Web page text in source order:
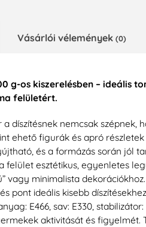
Vásárlói vélemények (0)
g-os kiszerelésben –
felületért.
a díszítésnek nemcsak
ehető figurák és apró
és a formázás során jól
esztétikus, egyenletes
vagy minimalista
pont ideális kisebb
E466, sav: E330, stabilizátor:
aktivitását és figyelmét.